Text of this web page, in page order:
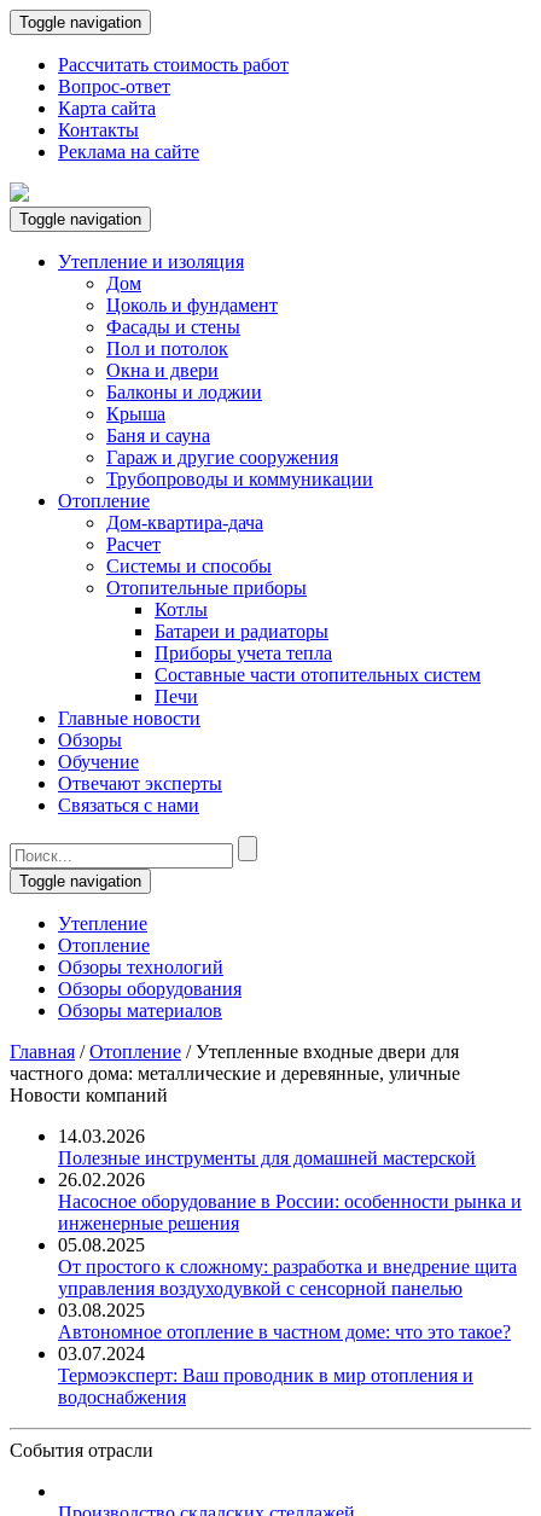
Toggle navigation
Рассчитать стоимость работ
Вопрос-ответ
Карта сайта
Контакты
Реклама на сайте
Toggle navigation
Утепление и изоляция
Дом
Цоколь и фундамент
Фасады и стены
Пол и потолок
Окна и двери
Балконы и лоджии
Крыша
Баня и сауна
Гараж и другие сооружения
Трубопроводы и коммуникации
Отопление
Дом-квартира-дача
Расчет
Системы и способы
Отопительные приборы
Котлы
Батареи и радиаторы
Приборы учета тепла
Составные части отопительных систем
Печи
Главные новости
Обзоры
Обучение
Отвечают эксперты
Связаться с нами
Toggle navigation
Утепление
Отопление
Обзоры технологий
Обзоры оборудования
Обзоры материалов
Главная /Отопление /Утепленные входные двери для
частного дома: металлические и деревянные, уличные
Новости компаний
14.03.2026
Полезные инструменты для домашней мастерской
26.02.2026
Насосное оборудование в России: особенности рынка и
инженерные решения
05.08.2025
От простого к сложному: разработка и внедрение щита
управления воздуходувкой с сенсорной панелью
03.08.2025
Автономное отопление в частном доме: что это такое?
03.07.2024
Термоэксперт: Ваш проводник в мир отопления и
водоснабжения
События отрасли